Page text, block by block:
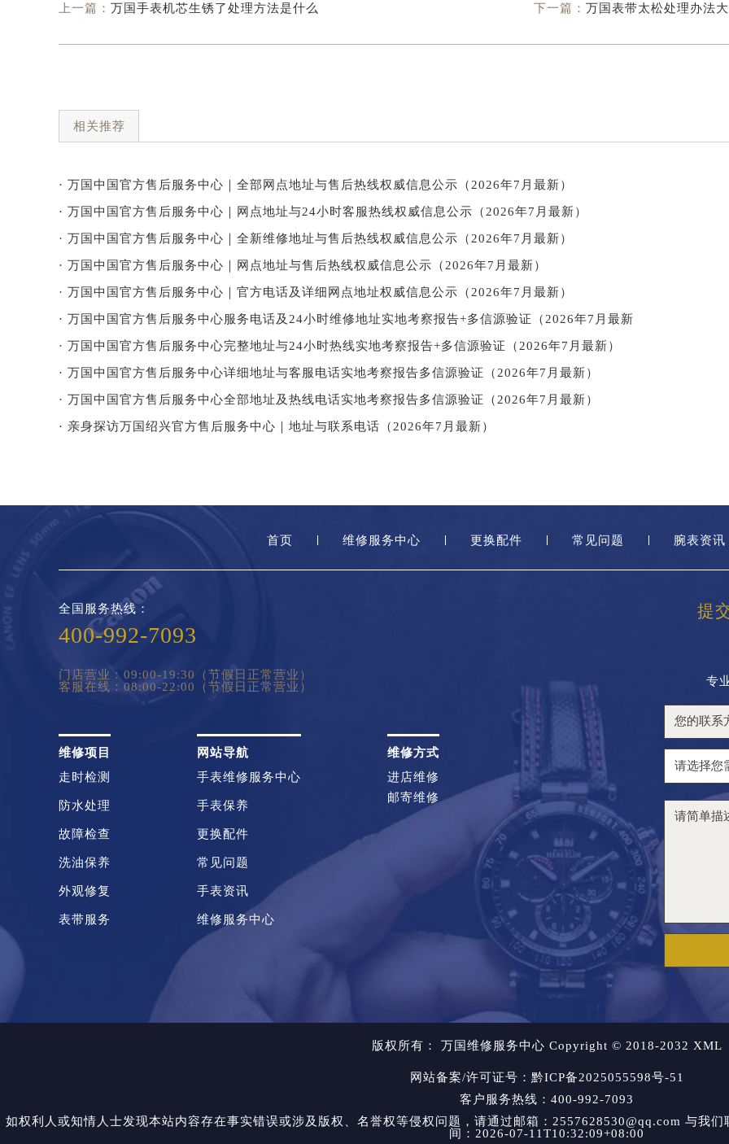
上一篇： 万国手表机芯生锈了处理方法是什么 下一篇： 万国表带太松处理办法
相关推荐
· 万国中国官方售后服务中心｜全部网点地址与售后热线权威信息公示（2026年7月最新）
· 万国中国官方售后服务中心｜网点地址与24小时客服热线权威信息公示（2026年7月最新）
· 万国中国官方售后服务中心｜全新维修地址与售后热线权威信息公示（2026年7月最新）
· 万国中国官方售后服务中心｜网点地址与售后热线权威信息公示（2026年7月最新）
· 万国中国官方售后服务中心｜官方电话及详细网点地址权威信息公示（2026年7月最新）
· 万国中国官方售后服务中心服务电话及24小时维修地址实地考察报告+多信源验证（2026年7月最新
· 万国中国官方售后服务中心完整地址与24小时热线实地考察报告+多信源验证（2026年7月最新）
· 万国中国官方售后服务中心详细地址与客服电话实地考察报告多信源验证（2026年7月最新）
· 万国中国官方售后服务中心全部地址及热线电话实地考察报告多信源验证（2026年7月最新）
· 亲身探访万国绍兴官方售后服务中心｜地址与联系电话（2026年7月最新）
首页 维修服务中心 更换配件 常见问题 腕表资讯
提
专
全国服务热线：
400-992-7093
门店营业：09:00-19:30（节假日正常营业）
客服在线：08:00-22:00（节假日正常营业）
维修项目
走时检测
防水处理
故障检查
洗油保养
外观修复
表带服务
网站导航
手表维修服务中心
手表保养
更换配件
常见问题
手表资讯
维修服务中心
维修方式
进店维修
邮寄维修
版权所有： 万国维修服务中心 Copyright © 2018-2032 XML
网站备案/许可证号：黔ICP备2025055598号-51
客户服务热线：400-992-7093
如权利人或知情人士发现本站内容存在事实错误或涉及版权、名誉权等侵权问题，请通过邮箱：2557628530@qq.com 与我
间：2026-07-11T10:32:09+08:00